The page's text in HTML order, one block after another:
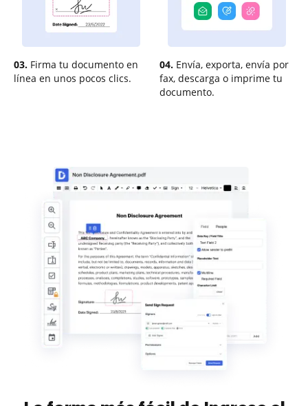
03. Firma tu documento en
línea en unos pocos clics.
04. Envía, exporta, envía por
fax, descarga o imprime tu
documento.